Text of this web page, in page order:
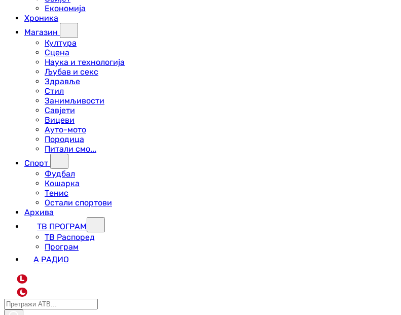
Економија
Хроника
Магазин
Култура
Сцена
Наука и технологија
Љубав и секс
Здравље
Стил
Занимљивости
Савјети
Вицеви
Ауто-мото
Породица
Питали смо...
Спорт
Фудбал
Кошарка
Тенис
Остали спортови
Архива
ТВ ПРОГРАМ
ТВ Распоред
Програм
А РАДИО
L